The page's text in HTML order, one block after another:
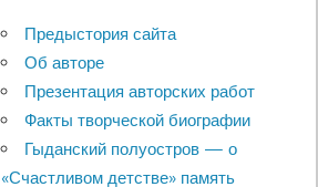
Предыстория сайта
Об авторе
Презентация авторских работ
Факты творческой биографии
Гыданский полуостров — о
«Счастливом детстве» память